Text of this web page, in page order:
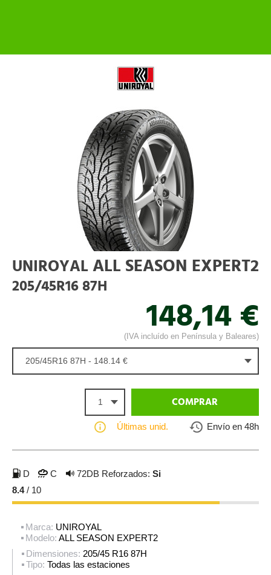
UNIROYAL ALL SEASON EXPERT2
205/45R16 87H
148,14 €
(IVA incluído en Península y Baleares)
205/45R16 87H - 148.14 €
1 COMPRAR
Últimas unid. Envío en 48h
D C 72DB Reforzados: Si
8.4/ 10
Marca: UNIROYAL
Modelo: ALL SEASON EXPERT2
Dimensiones: 205/45 R16 87H
Tipo: Todas las estaciones